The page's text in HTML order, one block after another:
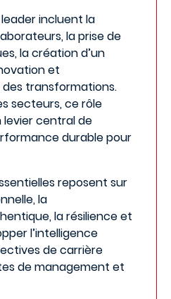
leader incluent la
la prise de
la création d’un
et
transformations.
secteurs, ce rôle
levier central de
durable pour
reposent sur
la
la résilience et
l’intelligence
de carrière
de management et